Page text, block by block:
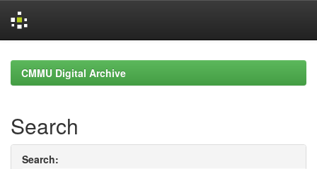
navigationCMMU Digital Archive
Search
Search: